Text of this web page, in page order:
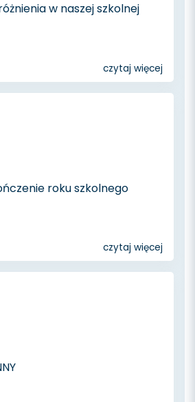
w naszej szkolnej
czytaj więcej
roku szkolnego
czytaj więcej